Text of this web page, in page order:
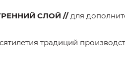
СЛОЙ // для
традиций